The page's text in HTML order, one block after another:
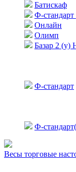
Батискаф
Ф-
Онлайн
Олимп
Базар 2 (у)
Ф-стандарт
Ф-
Весы торговые